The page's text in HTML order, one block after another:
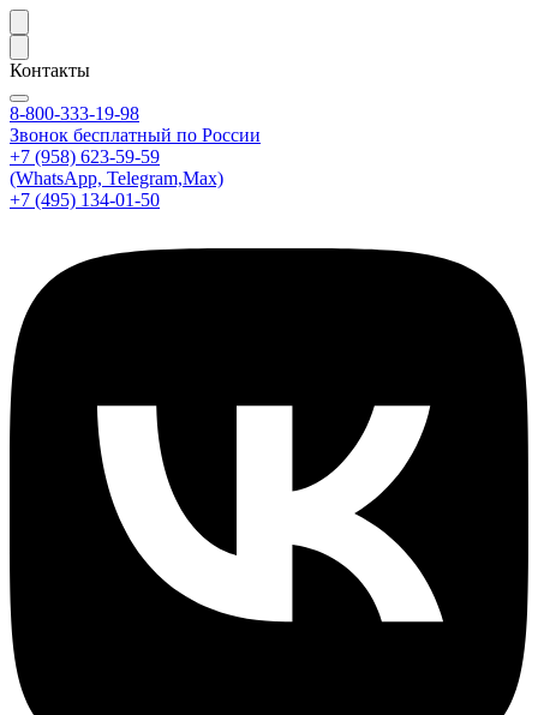
Контакты
8-800-333-19-98
Звонок бесплатный по России
+7 (958) 623-59-59
(WhatsApp, Telegram,Max)
+7 (495) 134-01-50